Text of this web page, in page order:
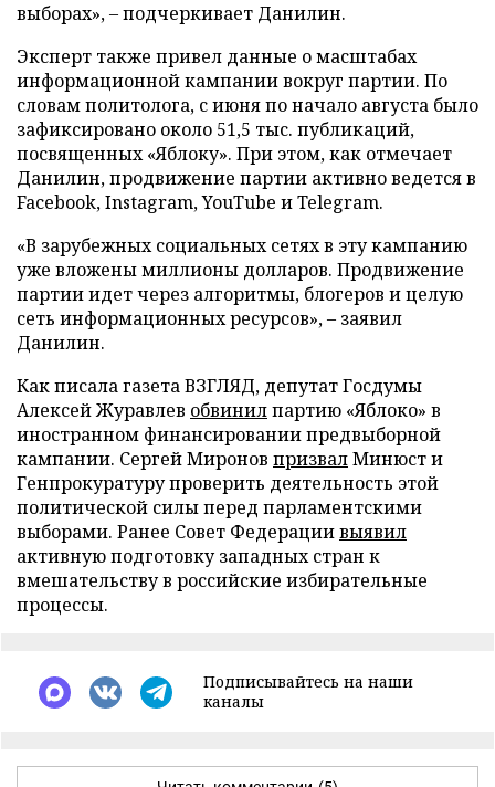
выборах», – подчеркивает Данилин.
Эксперт также привел данные о масштабах
информационной кампании вокруг партии. По
словам политолога, с июня по начало августа было
зафиксировано около 51,5 тыс. публикаций,
посвященных «Яблоку». При этом, как отмечает
Данилин, продвижение партии активно ведется в
Facebook, Instagram, YouTube и Telegram.
«В зарубежных социальных сетях в эту кампанию
уже вложены миллионы долларов. Продвижение
партии идет через алгоритмы, блогеров и целую
сеть информационных ресурсов», – заявил
Данилин.
Как писала газета ВЗГЛЯД, депутат Госдумы
Алексей Журавлев обвинилпартию «Яблоко» в
иностранном финансировании предвыборной
кампании. Сергей Миронов призвалМинюст и
Генпрокуратуру проверить деятельность этой
политической силы перед парламентскими
выборами. Ранее Совет Федерациивыявил
активную подготовку западных стран к
вмешательству в российские избирательные
процессы.
Подписывайтесь на наши
каналы